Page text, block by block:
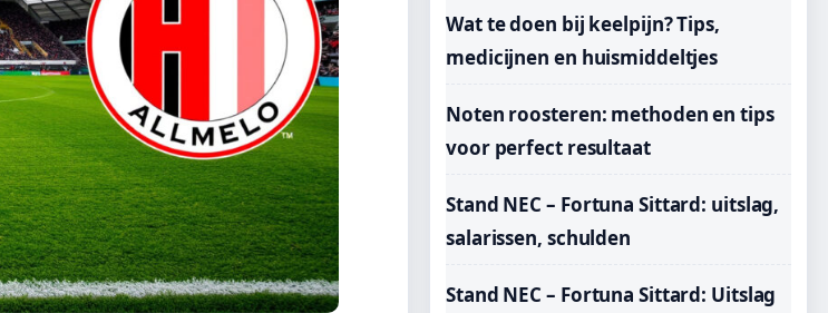
Wat te doen bij keelpijn? Tips,
medicijnen en huismiddeltjes
Noten roosteren: methoden en tips
voor perfect resultaat
Stand NEC – Fortuna Sittard: uitslag,
salarissen, schulden
Stand NEC – Fortuna Sittard: Uitslag